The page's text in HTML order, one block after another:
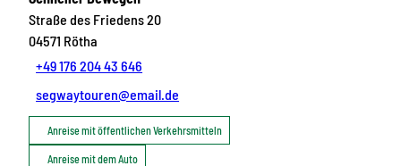
Straße des Friedens 20
04571 Rötha
+49 176 204 43 646
segwaytouren@email.de
Anreise mit öffentlichen Verkehrsmitteln
Anreise mit dem Auto